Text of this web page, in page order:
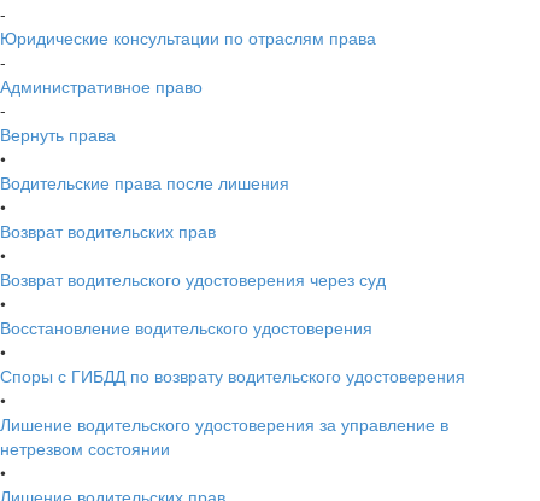
-
Юридические консультации по отраслям права
-
Административное право
-
Вернуть права
•
Водительские права после лишения
•
Возврат водительских прав
•
Возврат водительского удостоверения через суд
•
Восстановление водительского удостоверения
•
Споры с ГИБДД по возврату водительского удостоверения
•
Лишение водительского удостоверения за управление в
нетрезвом состоянии
•